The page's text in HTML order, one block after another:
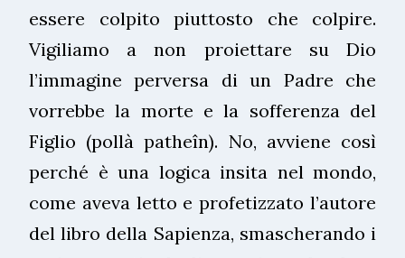
essere colpito piuttosto che colpire.
Vigiliamo a non proiettare su Dio
l’immagine perversa di un Padre che
vorrebbe la morte e la sofferenza del
Figlio (pollà patheîn). No, avviene così
perché è una logica insita nel mondo,
come aveva letto e profetizzato l’autore
del libro della Sapienza, smascherando i